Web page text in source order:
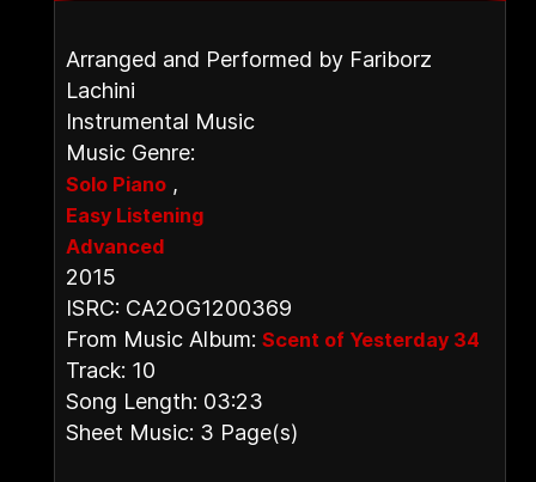
Arranged and Performed by Fariborz
Lachini
Instrumental Music
Music Genre:
Solo Piano ,
Easy Listening
Advanced
2015
ISRC: CA2OG1200369
From Music Album: Scent of Yesterday 34
Track: 10
Song Length: 03:23
Sheet Music: 3 Page(s)